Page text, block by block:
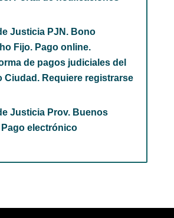
Justicia PJN. Bono
Fijo. Pago online.
de pagos judiciales del
Ciudad. Requiere registrarse
Justicia Prov. Buenos
electrónico